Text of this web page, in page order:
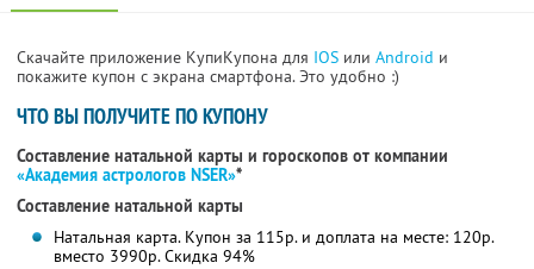
Скачайте приложение КупиКупона для IOS или Android и
покажите купон с экрана смартфона. Это удобно :)
ЧТО ВЫ ПОЛУЧИТЕ ПО КУПОНУ
Составление натальной карты и гороскопов от компании
«Академия астрологов NSER»*
Составление натальной карты
Натальная карта. Купон за 115р. и доплата на месте: 120р.
вместо 3990р. Скидка 94%